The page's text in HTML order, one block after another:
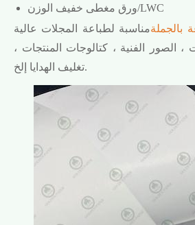
ورق مغطى خفيف الوزن/LWC
بالجملةمناسبة لطباعة المجلات عالية
، الصور الفنية ، كتالوجات المنتجات ،
تغليف الهدايا إلخ.